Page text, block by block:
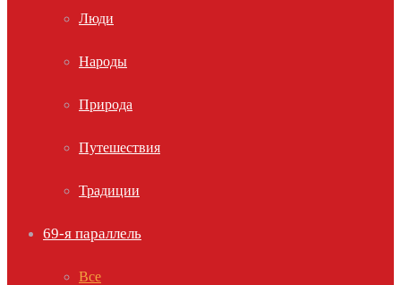
Люди
Народы
Природа
Путешествия
Традиции
69-я параллель
Все